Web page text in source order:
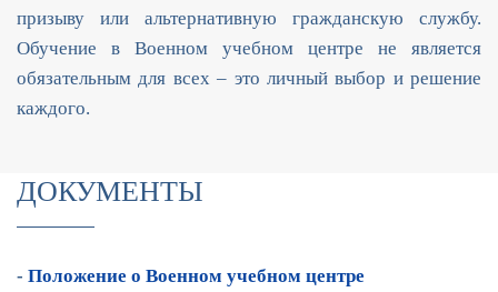
призыву или альтернативную гражданскую службу.
Обучение в Военном учебном центре не является
обязательным для всех – это личный выбор и решение
каждого.
ДОКУМЕНТЫ
- Положение о Военном учебном центре